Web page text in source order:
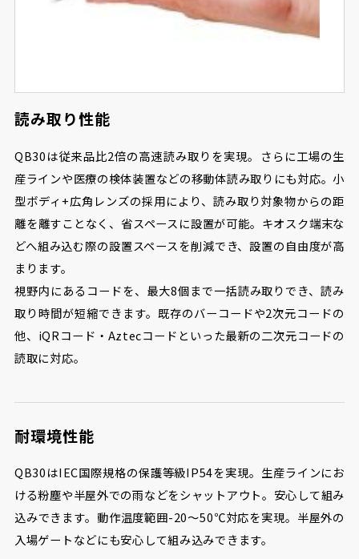
読み取り性能
QB30は従来品比2倍の高速読み取りを実現。さらに工場の生
産ラインや医療の検体装置などの移動体読み取りにも対応。小
型ボディ+広角レンズの採用により、読み取り対象物からの距
離を離すことなく、省スペースに設置が可能。キオスク端末な
どへ組み込む際の設置スペースを削減でき、設置の自由度が高
まります。
視野内にあるコードを、最大8個まで一括読み取りでき、読み
取り時間が短縮できます。既存のバーコードや2次元コードの
他、iQRコード・Aztecコードといった最新の二次元コードの
読取に対応。
耐環境性能
QB30はIEC国際規格の保護等級IP54を実現。生産ラインにお
ける粉塵や半屋外での雨などをシャットアウト。安心して組み
込みできます。動作温度範囲-20～50℃対応を実現。半屋外の
入場ゲートなどにも安心して組み込みできます。